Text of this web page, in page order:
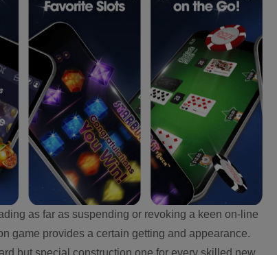
as far as suspending or revoking a keen on-line
game provides a certain getting and appearance.
but special construction one for every skilled new